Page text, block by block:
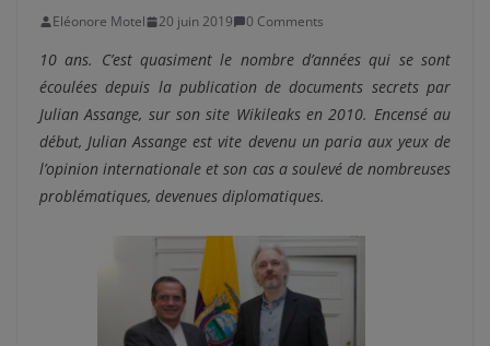
Eléonore Motel 20 juin 2019 0 Comments
10 ans. C’est quasiment le nombre d’années qui se sont
écoulées depuis la publication de documents secrets par
Julian Assange, sur son site Wikileaks en 2010. Encensé au
début, Julian Assange est vite devenu un paria aux yeux de
l’opinion internationale et son cas a soulevé de nombreuses
problématiques, devenues diplomatiques.